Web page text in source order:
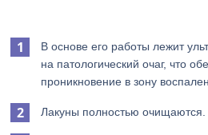
В основе его работы лежит
на патологический очаг, что
проникновение в зону
Лакуны полностью очищаются.